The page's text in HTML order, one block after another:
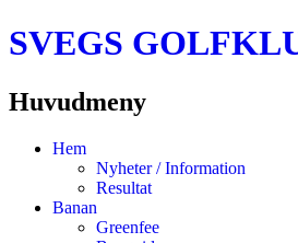
SVEGS
Huvudmeny
HoppaHem
Nyheter / Information
Resultat
Banan
Greenfee